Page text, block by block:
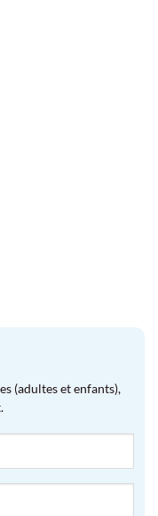
(adultes et enfants),